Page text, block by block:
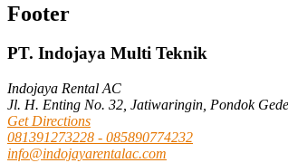
Footer
PT. Indojaya Multi Teknik
Indojaya Rental AC
Jl. H. Enting No. 32, Jatiwaringin, Pondok
Get Directions
081391273228 - 085890774232
info@indojayarentalac.com